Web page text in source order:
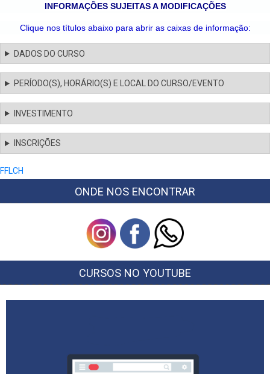
INFORMAÇÕES SUJEITAS A MODIFICAÇÕES
Clique nos títulos abaixo para abrir as caixas de informação:
DADOS DO CURSO
PERÍODO(S), HORÁRIO(S) E LOCAL DO CURSO/EVENTO
INVESTIMENTO
INSCRIÇÕES
FFLCH
ONDE NOS ENCONTRAR
CURSOS NO YOUTUBE